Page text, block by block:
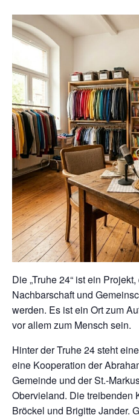
Die „Truhe 24“ ist ein
Nachbarschaft und
werden. Es ist ein Ort zum
vor allem zum Mensch sein.
Hinter der Truhe 24 steht
eine Kooperation der
Gemeinde und der St.-
Obervieland. Die treibenden
Bröckel und Brigitte Jander.